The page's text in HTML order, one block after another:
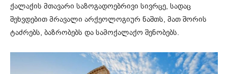
ქალაქის მთავარი საზოგადოებრივი სივრცე, სადაც
შეხვდებით მრავალი არქეოლოგიურ ნაშთს, მათ შორის
ტაძრებს, ბაზრობებს და სამოქალაქო შენობებს.